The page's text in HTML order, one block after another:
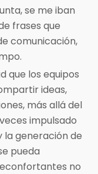
se me iban
frases que
comunicación,
que los equipos
ideas,
más allá del
impulsado
la generación de
pueda
no